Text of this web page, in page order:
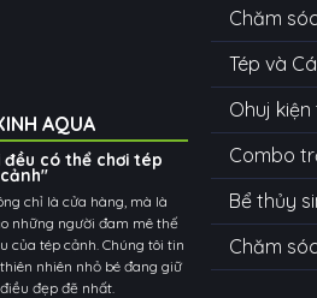
AQUA
đều có thể chơi tép
cảnh"
chỉ là cửa hàng, mà là
những người đam mê thế
của tép cảnh. Chúng tôi tin
nhiên nhỏ bé đang giữ
đẹp đẽ nhất.
Chăm
Tép và
Ohuj
Combo
Bể thủy
Chăm